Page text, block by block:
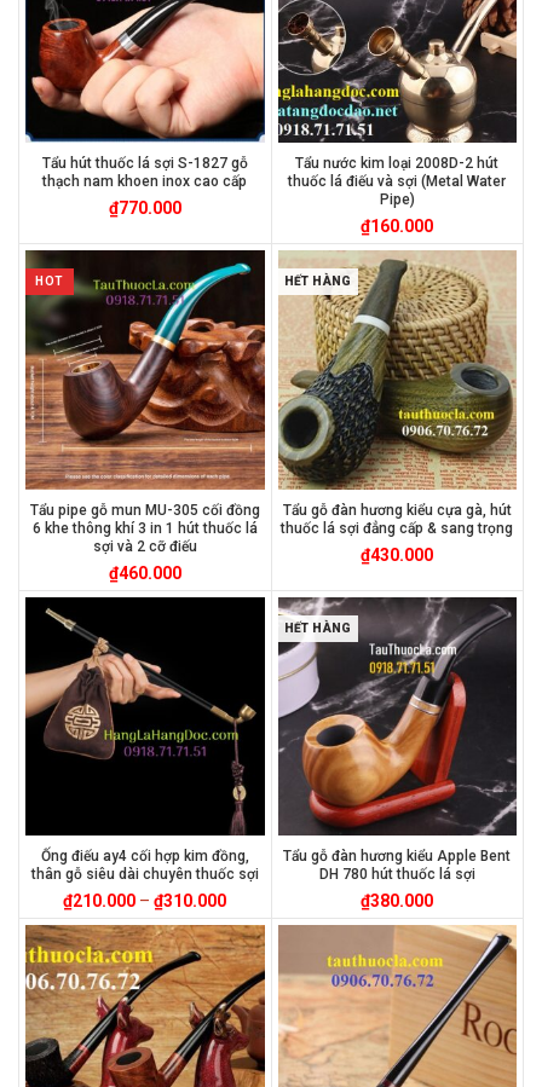
Tẩu hút thuốc lá sợi S-1827 gỗ
thạch nam khoen inox cao cấp
₫770.000
Tẩu nước kim loại 2008D-2 hút
thuốc lá điếu và sợi (Metal Water
Pipe)
₫160.000
HOT
Tẩu pipe gỗ mun MU-305 cối đồng
6 khe thông khí 3 in 1 hút thuốc lá
sợi và 2 cỡ điếu
₫460.000
HẾT HÀNG
Tẩu gỗ đàn hương kiểu cựa gà, hút
thuốc lá sợi đẳng cấp & sang trọng
₫430.000
Ống điếu ay4 cối hợp kim đồng,
thân gỗ siêu dài chuyên thuốc sợi
₫210.000 –₫310.000
HẾT HÀNG
Tẩu gỗ đàn hương kiểu Apple Bent
DH 780 hút thuốc lá sợi
₫380.000